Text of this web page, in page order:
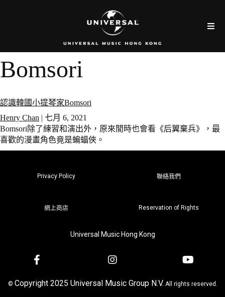
Bomsori
認識韓國小提琴家Bomsori
Henry Chan | 七月 6, 2021
Bomsori除了練習和演出外，原來閒時也會看《后翼棄兵》，最
喜歡的漫畫角色竟是蝙蝠俠。
Privacy Policy 聯絡我們
網上商店 Reservation of Rights
Universal Music Hong Kong
© Copyright 2025 Universal Music Group N.V. All rights reserved.